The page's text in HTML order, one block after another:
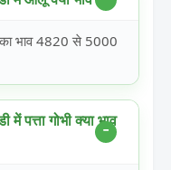
भाव 4820 से 5000
गोभी क्या भाव